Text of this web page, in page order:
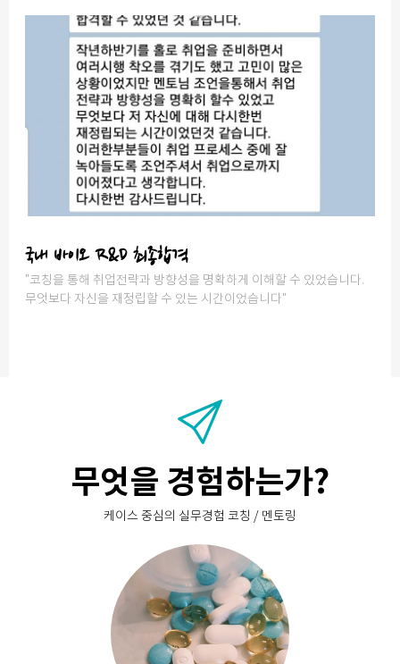
국내 바이오 R&D 최종합격
"코칭을 통해 취업전략과 방향성을 명확하게 이해할 수 있었습니다.
무엇보다 자신을 재정립할 수 있는 시간이었습니다"
무엇을 경험하는가?
케이스 중심의 실무경험 코칭 / 멘토링